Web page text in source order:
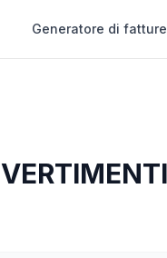
Generatore di fatture